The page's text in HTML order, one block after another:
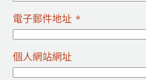
電子郵件地址 *
個人網站網址